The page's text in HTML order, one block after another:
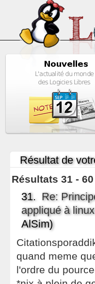
Résultat de
Résultats 31 -
31. Re:
appliqué à linux
AlSim)
quand meme
l'ordre du